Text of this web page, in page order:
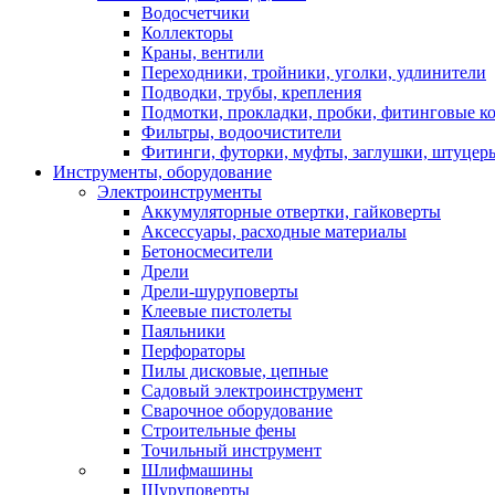
Водосчетчики
Коллекторы
Краны, вентили
Переходники, тройники, уголки, удлинители
Подводки, трубы, крепления
Подмотки, прокладки, пробки, фитинговые
Фильтры, водоочистители
Фитинги, футорки, муфты, заглушки,
Инструменты, оборудование
Электроинструменты
Аккумуляторные отвертки, гайковерты
Аксессуары, расходные материалы
Бетоносмесители
Дрели
Дрели-шуруповерты
Клеевые пистолеты
Паяльники
Перфораторы
Пилы дисковые, цепные
Садовый электроинструмент
Сварочное оборудование
Строительные фены
Точильный инструмент
Шлифмашины
Шуруповерты